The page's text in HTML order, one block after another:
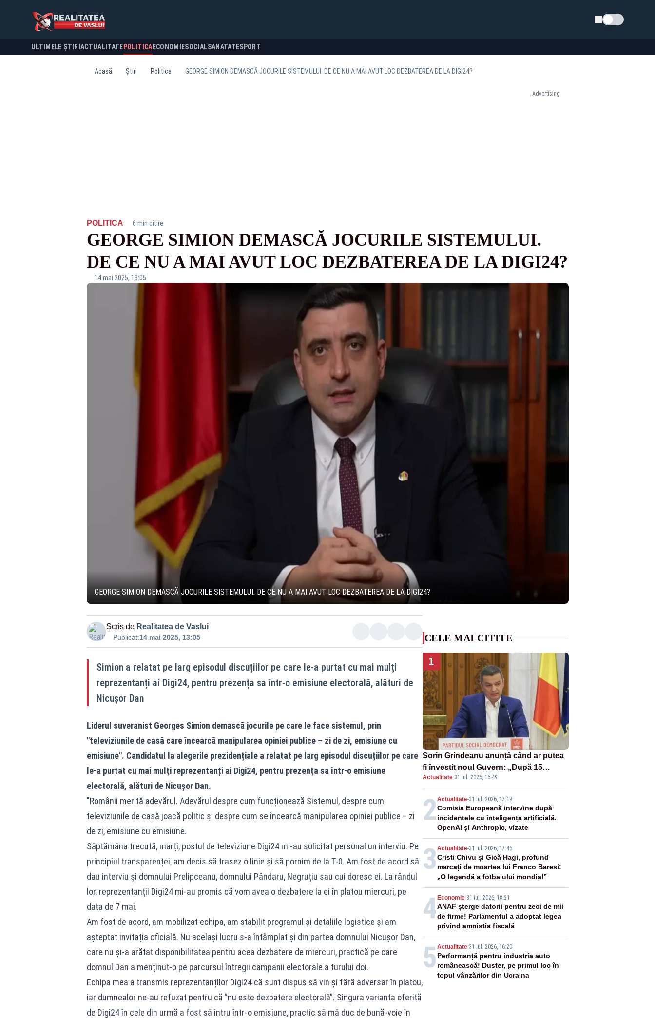
Schimba tema
ULTIMELE ȘTIRI ACTUALITATE POLITICA ECONOMIESOCIALSANATATESPORT
Acasă Știri Politica GEORGE SIMION DEMASCĂ JOCURILE SISTEMULUI. DE CE NU A MAI AVUT LOC DEZBATEREA DE LA DIGI24?
Advertising
POLITICA· 6 min citire
GEORGE SIMION DEMASCĂ JOCURILE SISTEMULUI.
DE CE NU A MAI AVUT LOC DEZBATEREA DE LA DIGI24?
14 mai 2025, 13:05
GEORGE SIMION DEMASCĂ JOCURILE SISTEMULUI. DE CE NU A MAI AVUT LOC DEZBATEREA DE LA DIGI24?
Scris de Realitatea de Vaslui
Publicat:14 mai 2025, 13:05
Simion a relatat pe larg episodul discuțiilor pe care le-a purtat cu mai mulți
reprezentanți ai Digi24, pentru prezența sa într-o emisiune electorală, alături de
Nicușor Dan
Liderul suveranist Georges Simion demască jocurile pe care le face sistemul, prin
"televiziunile de casă care încearcă manipularea opiniei publice – zi de zi, emisiune cu
emisiune". Candidatul la alegerile prezidențiale a relatat pe larg episodul discuțiilor pe care
le-a purtat cu mai mulți reprezentanți ai Digi24, pentru prezența sa într-o emisiune
electorală, alături de Nicușor Dan.
"Românii merită adevărul. Adevărul despre cum funcționează Sistemul, despre cum
televiziunile de casă joacă politic și despre cum se încearcă manipularea opiniei publice – zi
de zi, emisiune cu emisiune.
Săptămâna trecută, marți, postul de televiziune Digi24 mi-au solicitat personal un interviu. Pe
principiul transparenței, am decis să trasez o linie și să pornim de la T-0. Am fost de acord să
dau interviu și domnului Prelipceanu, domnului Pândaru, Negruțiu sau cui doresc ei. La rândul
lor, reprezentanții Digi24 mi-au promis că vom avea o dezbatere la ei în platou miercuri, pe
data de 7 mai.
Am fost de acord, am mobilizat echipa, am stabilit programul și detaliile logistice și am
așteptat invitația oficială. Nu același lucru s-a întâmplat și din partea domnului Nicușor Dan,
care nu și-a arătat disponibilitatea pentru acea dezbatere de miercuri, practică pe care
domnul Dan a menținut-o pe parcursul întregii campanii electorale a turului doi.
Echipa mea a transmis reprezentanților Digi24 că sunt dispus să vin și fără adversar în platou,
iar dumnealor ne-au refuzat pentru că ”nu este dezbatere electorală”. Singura varianta oferită
de Digi24 în cele din urmă a fost să intru într-o emisiune, practic să mă duc de bună-voie în
CELE MAI CITITE
1
Sorin Grindeanu anunță când ar putea
fi învestit noul Guvern: „După 15
august sunt șanse mai mari”
Actualitate·31 iul. 2026, 16:49
2Actualitate-31 iul. 2026, 17:19
Comisia Europeană intervine după
incidentele cu inteligența artificială.
OpenAI și Anthropic, vizate
3 Actualitate-31 iul. 2026, 17:46
Cristi Chivu și Gică Hagi, profund
marcați de moartea lui Franco Baresi:
„O legendă a fotbalului mondial”
4 Economie-31 iul. 2026, 18:21
ANAF șterge datorii pentru zeci de mii
de firme! Parlamentul a adoptat legea
privind amnistia fiscală
5 Actualitate-31 iul. 2026, 16:20
Performanță pentru industria auto
românească! Duster, pe primul loc în
topul vânzărilor din Ucraina